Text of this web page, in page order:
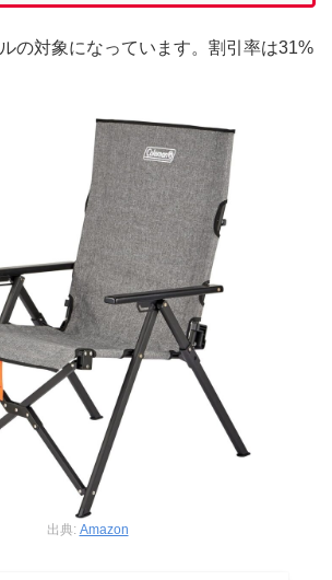
の対象になっています。割引率は31%
出典: Amazon